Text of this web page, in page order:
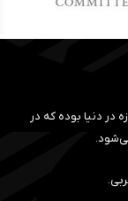
در دنیا بوده که در